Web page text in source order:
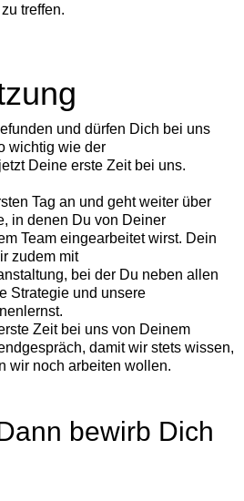
treffen.
und dürfen Dich bei uns
wichtig wie der
Deine erste Zeit bei uns.
Tag an und geht weiter über
in denen Du von Deiner
Team eingearbeitet wirst. Dein
zudem mit
bei der Du neben allen
Strategie und unsere
Zeit bei uns von Deinem
damit wir stets wissen,
wir noch arbeiten wollen.
bewirb Dich